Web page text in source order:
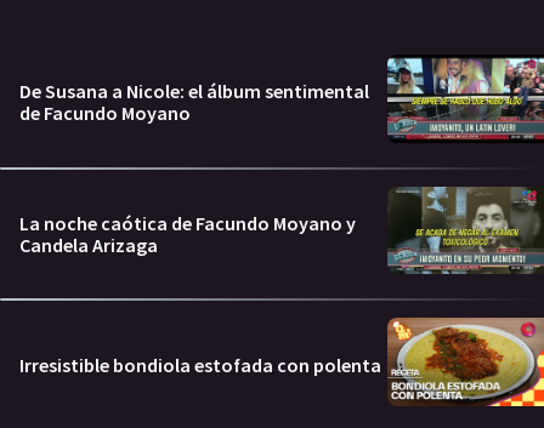
De Susana a Nicole: el álbum sentimental
de Facundo Moyano
La noche caótica de Facundo Moyano y
Candela Arizaga
Irresistible bondiola estofada con polenta